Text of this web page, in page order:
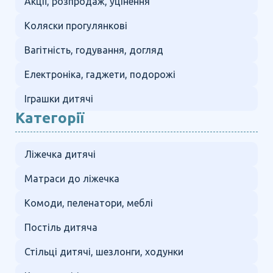
Коляски прогулянкові
Вагітність, годування, догляд
Електроніка, гаджети, подорожі
Іграшки дитячі
Категорії
Ліжечка дитячі
Матраси до ліжечка
Комоди, пеленатори, меблі
Постіль дитяча
Стільці дитячі, шезлонги, ходунки